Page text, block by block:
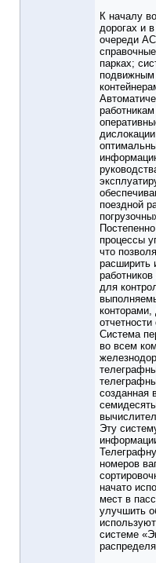
К началу
дорогах и
очереди
парках;
подвижным
поездной
процессы
что
расширить
для
конторами,
Система
во всем
созданная
Эту
номеров
начато
мест в
улучшить
системе